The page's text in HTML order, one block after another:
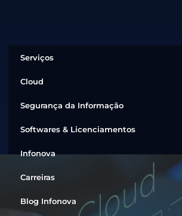
Serviços
Cloud
Segurança da Informação
Softwares & Licenciamentos
Infonova
Carreiras
Blog Infonova